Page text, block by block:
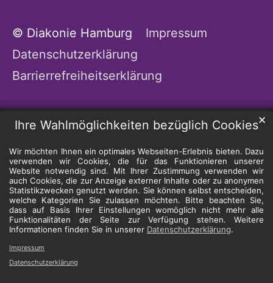
Ihre Wahlmöglichkeiten bezüglich Cookies
Wir möchten Ihnen ein optimales Webseiten-Erlebnis bieten. Dazu
verwenden wir Cookies, die für das Funktionieren unserer
Website notwendig sind. Mit Ihrer Zustimmung verwenden wir
auch Cookies, die zur Anzeige externer Inhalte oder zu anonymen
Statistikzwecken genutzt werden. Sie können selbst entscheiden,
welche Kategorien Sie zulassen möchten. Bitte beachten Sie,
dass auf Basis Ihrer Einstellungen womöglich nicht mehr alle
Funktionalitäten der Seite zur Verfügung stehen. Weitere
Informationen finden Sie in unserer Datenschutzerklärung.
✕
Impressum
Datenschutzerklärung
© Diakonie Hamburg
Impressum
Datenschutzerklärung
Barrierrefreiheitserklärung